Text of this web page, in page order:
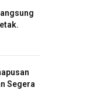
Segera